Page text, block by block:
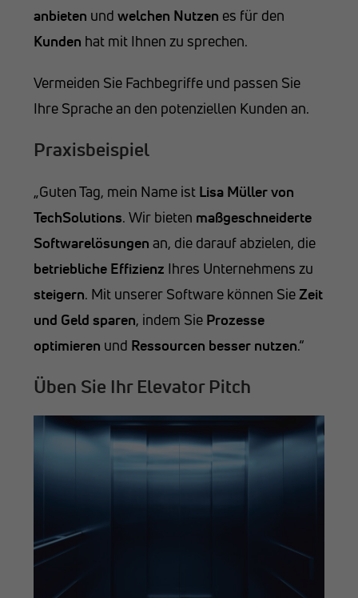
anbieten undwelchen Nutzen es für den
Kunden hat mit Ihnen zu sprechen.
Vermeiden Sie Fachbegriffe und passen Sie
Ihre Sprache an den potenziellen Kunden an.
Praxisbeispiel
„Guten Tag, mein Name ist Lisa Müller von
TechSolutions. Wir bieten maßgeschneiderte
Softwarelösungen an, die darauf abzielen, die
betriebliche Effizienz Ihres Unternehmens zu
steigern. Mit unserer Software können SieZeit
und Geld sparen, indem Sie Prozesse
optimieren und Ressourcen besser nutzen.“
Üben Sie Ihr Elevator Pitch